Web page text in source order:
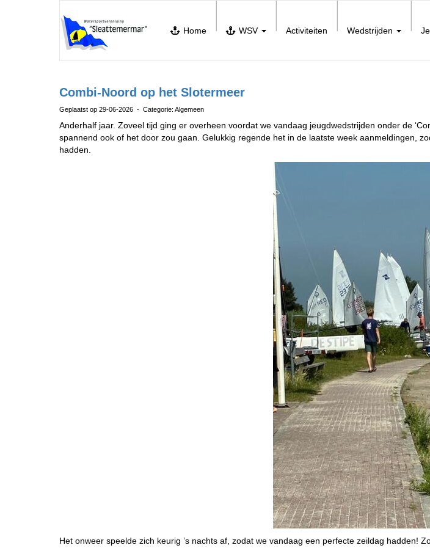
Home WSV Activiteiten Wedstrijden
Combi-Noord op het Slotermeer
Geplaatst op 29-06-2026 - Categorie: Algemeen
Anderhalf jaar. Zoveel tijd ging er overheen voordat we vandaag jeugdwedstrijden onder de
spannend ook of het door zou gaan. Gelukkig regende het in de laatste week aanmeldingen,
hadden.
Het onweer speelde zich keurig ’s nachts af, zodat we vandaag een perfecte zeildag hadden!